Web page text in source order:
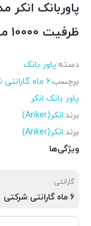
ظرفیت 10000 میلی آمپر
دسته:پاور بانک
برچسب:6 ماه گارانتی شرکتی
پاور بانک انکر
برند:انکر(Anker)
برند:انکر(Anker)
ویژگی‌ها
گارانتی
6 ماه گارانتی شرکتی